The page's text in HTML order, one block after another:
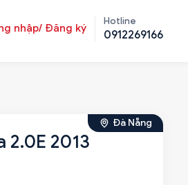
nhập/ Đăng ký
Hotline
0912269166
Đà Nẵng
2.0E 2013